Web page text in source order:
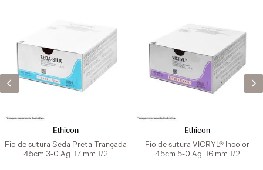
Ethicon
Fio de sutura Seda Preta Trançada
45cm 3-0 Ag. 17 mm 1/2
Ethicon
Fio de sutura VICRYL® Incolor
45cm 5-0 Ag. 16 mm 1/2